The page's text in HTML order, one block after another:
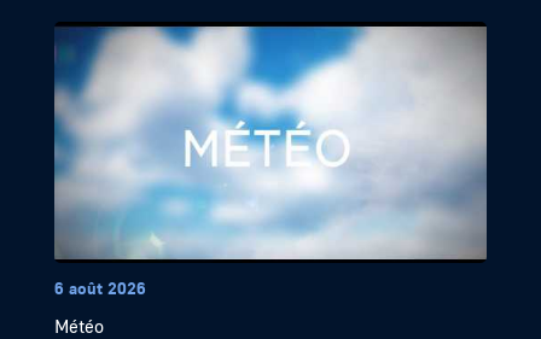
6 août 2026
Météo